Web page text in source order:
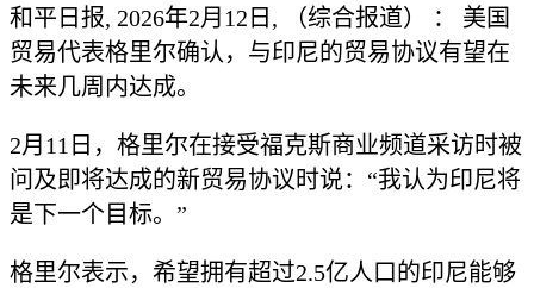
和平日报, 2026年2月12日, （综合报道） ： 美国
贸易代表格里尔确认，与印尼的贸易协议有望在
未来几周内达成。
2月11日，格里尔在接受福克斯商业频道采访时被
问及即将达成的新贸易协议时说：“我认为印尼将
是下一个目标。”
格里尔表示，希望拥有超过2.5亿人口的印尼能够